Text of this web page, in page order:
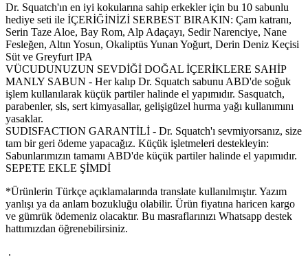
Dr. Squatch'ın en iyi kokularına sahip erkekler için bu 10 sabunlu
hediye seti ile İÇERİĞİNİZİ SERBEST BIRAKIN: Çam katranı,
Serin Taze Aloe, Bay Rom, Alp Adaçayı, Sedir Narenciye, Nane
Fesleğen, Altın Yosun, Okaliptüs Yunan Yoğurt, Derin Deniz Keçisi
Süt ve Greyfurt IPA
VÜCUDUNUZUN SEVDİĞİ DOĞAL İÇERİKLERE SAHİP
MANLY SABUN - Her kalıp Dr. Squatch sabunu ABD'de soğuk
işlem kullanılarak küçük partiler halinde el yapımıdır. Sasquatch,
parabenler, sls, sert kimyasallar, gelişigüzel hurma yağı kullanımını
yasaklar.
SUDISFACTION GARANTİLİ - Dr. Squatch'ı sevmiyorsanız, size
tam bir geri ödeme yapacağız. Küçük işletmeleri destekleyin:
Sabunlarımızın tamamı ABD'de küçük partiler halinde el yapımıdır.
SEPETE EKLE ŞİMDİ
*Ürünlerin Türkçe açıklamalarında translate kullanılmıştır. Yazım
yanlışı ya da anlam bozukluğu olabilir. Ürün fiyatına haricen kargo
ve gümrük ödemeniz olacaktır. Bu masraflarınızı Whatsapp destek
hattımızdan öğrenebilirsiniz.
.